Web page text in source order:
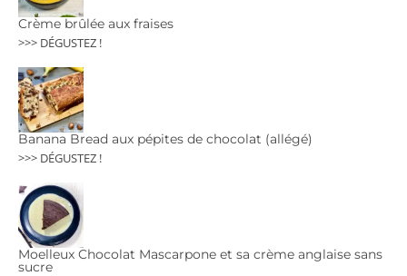
Crème brûlée aux fraises
>>> DÉGUSTEZ !
Banana Bread aux pépites de chocolat (allégé)
>>> DÉGUSTEZ !
Moelleux Chocolat Mascarpone et sa crème anglaise sans
sucre